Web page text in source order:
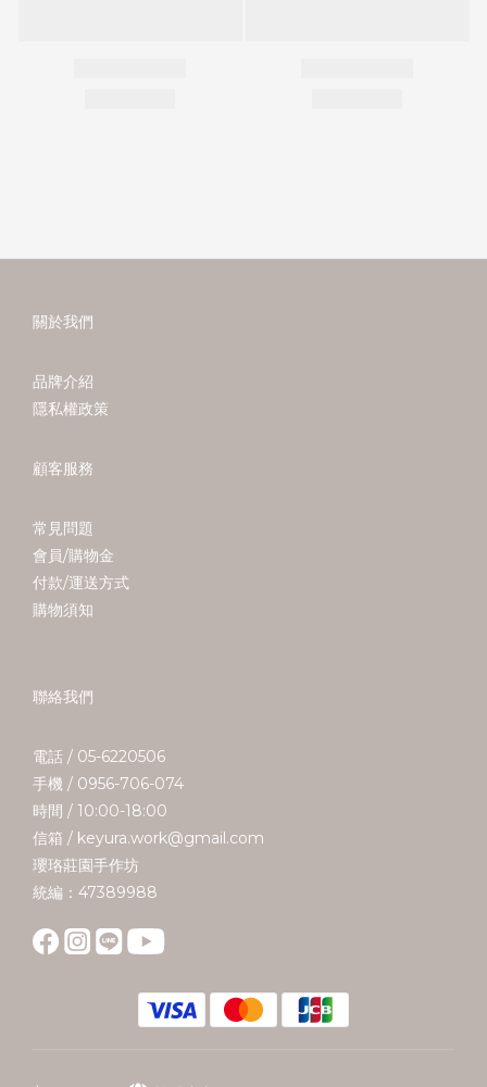
關於我們
品牌介紹
隱私權政策
顧客服務
常見問題
會員/購物金
付款/運送方式
購物須知
聯絡我們
電話 / 05-6220506
手機 / 0956-706-074
時間 / 10:00-18:00
信箱 / keyura.work@gmail.com
瓔珞莊園手作坊
統編：47389988